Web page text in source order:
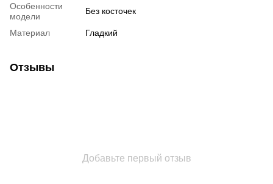
Особенности
модели
Без косточек
Материал Гладкий
Отзывы
Добавьте первый отзыв